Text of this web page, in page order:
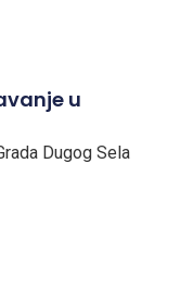
u
Dugog Sela